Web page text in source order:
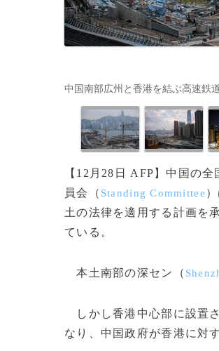
中国南部広州と香港を結ぶ高速鉄
【12月28日 AFP】中国の
員会（ Standing Committee
土の法律を適用する計画を
ている。
本土南部の深セン（
しかし香港中心部に設置
なり、中国政府が香港に対